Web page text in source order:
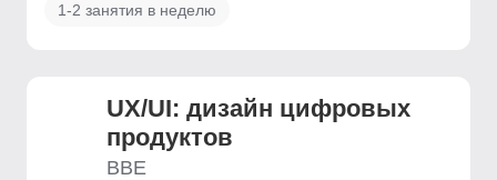
1-2 занятия в неделю
UX/UI: дизайн цифровых
продуктов
BBE